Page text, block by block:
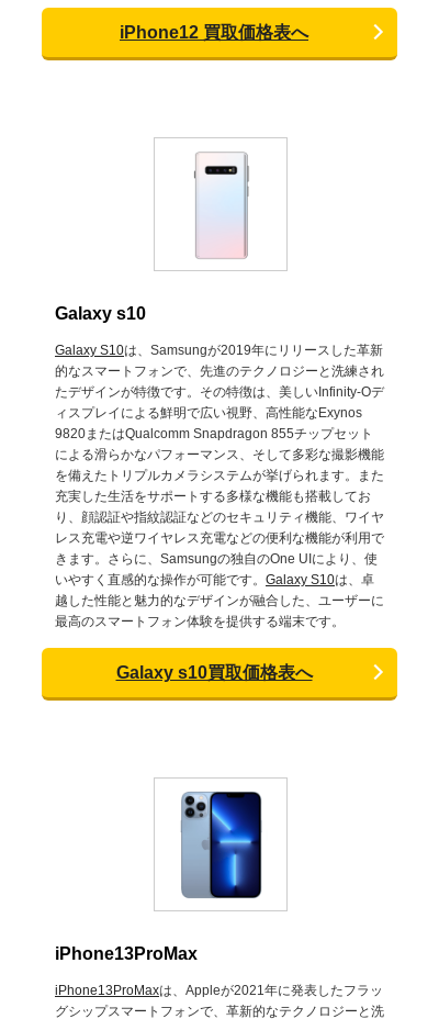
iPhone12 買取価格表へ
Galaxy s10
Galaxy S10は、Samsungが2019年にリリースした革新
的なスマートフォンで、先進のテクノロジーと洗練され
たデザインが特徴です。その特徴は、美しいInfinity-Oデ
ィスプレイによる鮮明で広い視野、高性能なExynos
9820またはQualcomm Snapdragon 855チップセット
による滑らかなパフォーマンス、そして多彩な撮影機能
を備えたトリプルカメラシステムが挙げられます。また
充実した生活をサポートする多様な機能も搭載してお
り、顔認証や指紋認証などのセキュリティ機能、ワイヤ
レス充電や逆ワイヤレス充電などの便利な機能が利用で
きます。さらに、Samsungの独自のOne UIにより、使
いやすく直感的な操作が可能です。 Galaxy S10は、卓
越した性能と魅力的なデザインが融合した、ユーザーに
最高のスマートフォン体験を提供する端末です。
Galaxy s10買取価格表へ
iPhone13ProMax
iPhone13ProMaxは、Appleが2021年に発表したフラッ
グシップスマートフォンで、革新的なテクノロジーと洗